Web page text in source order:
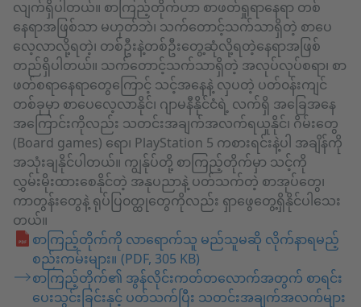
လျက်ရှိပါတယ်။ စာကြည့်တိုက်ဟာ စာဖတ်ရှုရာနေရာ တစ်
နေရာအဖြစ်သာ မဟုတ်ဘဲ၊ သက်တောင့်သက်သာရှိတဲ့ စာပေ
လေ့လာလို့ရတဲ့၊ တစ်ဦးနဲ့တစ်ဦးတွေ့ဆုံလို့ရတဲ့နေရာအဖြစ်
တည်ရှိပါတယ်။ သက်တောင့်သက်သာရှိတဲ့ အလုပ်လုပ်စရာ၊ စာ
ဖတ်စရာနေရာတွေကြောင့် သင့်အနေနဲ့ လှပတဲ့ ပတ်၀န်းကျင်
တစ်ခုမှာ စာပေလေ့လာနိုင်၊ ဂျာမနီနိုင်ငံရဲ့ လက်ရှိ အခြေအနေ
အကြောင်းကိုလည်း သတင်းအချက်အလက်ရယူနိုင်၊ ဂိမ်းတွေ
(Board games) ရော၊ PlayStation 5 ကစားရင်းနဲ့ပါ အချိန်ကို
အသုံးချနိုင်ပါတယ်။ ကျွန်ုပ်တို့ စာကြည့်တိုက်မှာ သင့်ကို
လွှမ်းမိုးထားစေနိုင်တဲ့ အနုပညာနဲ့ ပတ်သက်တဲ့ စာအုပ်တွေ၊
ကာတွန်းတွေနဲ့ ရုပ်ပြ၀တ္ထုတွေကိုလည်း ရှာဖွေတွေ့ရှိနိုင်ပါသေး
တယ်။
စာကြည့်တိုက်ကို လာရောက်သူ မည်သူမဆို လိုက်နာရမည့်
စည်းကမ်းများ။ (PDF, 305 KB)
စာကြည့်တိုက်၏ အွန်လိုင်းကတ်တလောက်အတွက် စာရင်း
ပေးသွင်းခြင်းနှင့် ပတ်သက်ပြီး သတင်းအချက်အလက်များ